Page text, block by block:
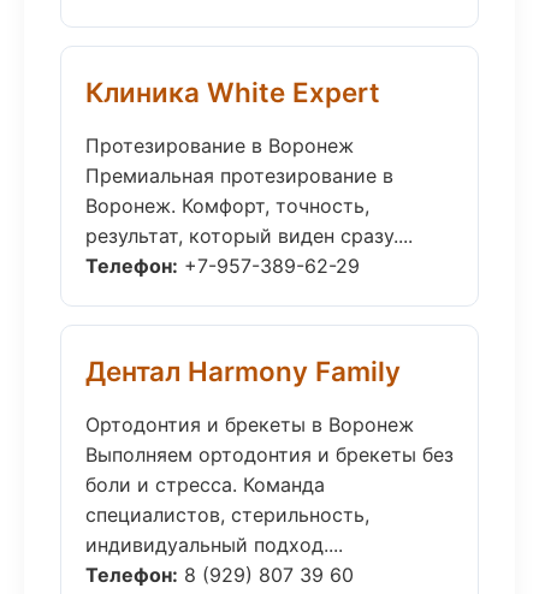
Клиника White Expert
Протезирование в Воронеж
Премиальная протезирование в
Воронеж. Комфорт, точность,
результат, который виден сразу....
Телефон: +7-957-389-62-29
Дентал Harmony Family
Ортодонтия и брекеты в Воронеж
Выполняем ортодонтия и брекеты без
боли и стресса. Команда
специалистов, стерильность,
индивидуальный подход....
Телефон: 8 (929) 807 39 60